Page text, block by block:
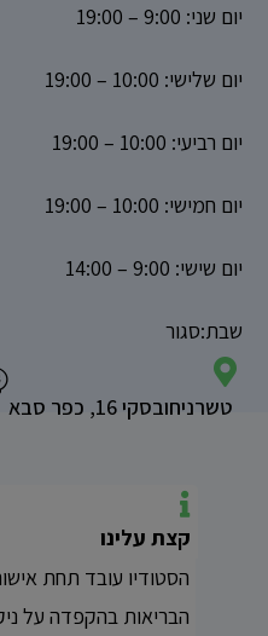
‏יום שני‏: 9:00‏ – ‏19:00‏‏
‏יום שלישי‏: 10:00‏ – ‏19:00‏‏
‏יום רביעי‏: 10:00‏ – ‏19:00‏‏
‏יום חמישי‏: 10:00‏ – ‏19:00‏‏
‏יום שישי‏: 9:00‏ – ‏14:00‏‏
‏שבת‏:סגור
טשרניחובסקי 16, כפר סבא
קצת עלינו
הסטודיו עובד תחת
הבריאות בהקפדה על